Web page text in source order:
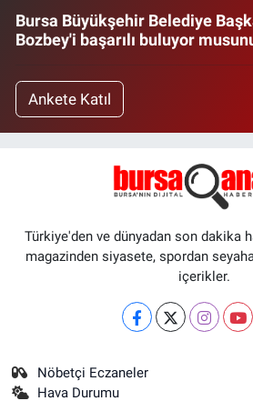
Bursa Büyükşehir Belediye
Bozbey'i başarılı buluyor
Ankete Katıl
Türkiye'den ve dünyadan son dakika
magazinden siyasete, spordan
içerikler.
Nöbetçi Eczaneler
Hava Durumu